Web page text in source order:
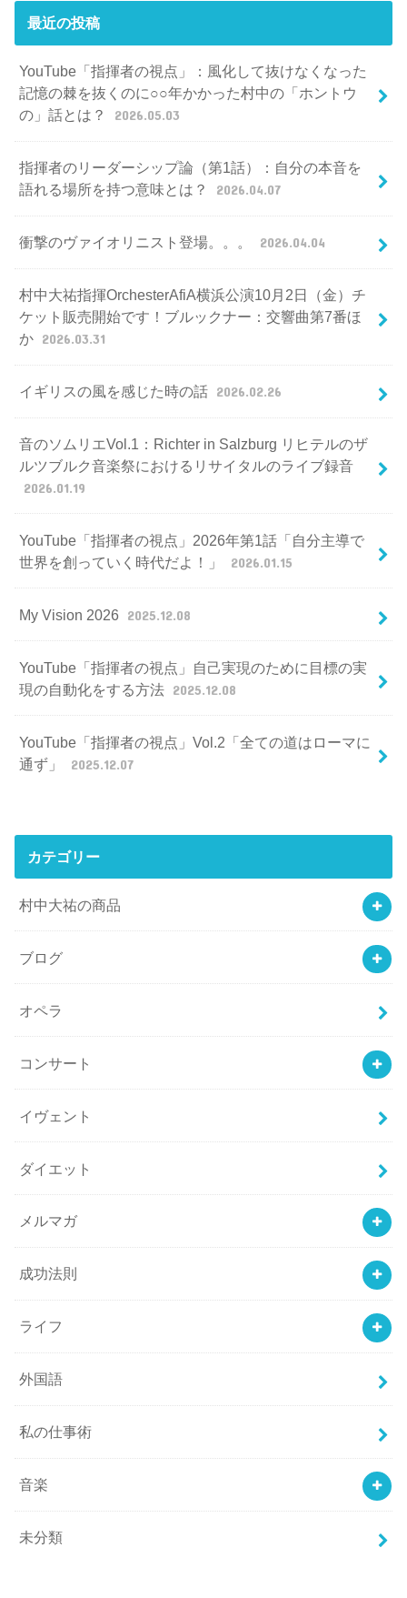
最近の投稿
YouTube「指揮者の視点」：風化して抜けなくなった
記憶の棘を抜くのに○○年かかった村中の「ホントウ
の」話とは？
2026.05.03
指揮者のリーダーシップ論（第1話）：自分の本音を
語れる場所を持つ意味とは？
2026.04.07
衝撃のヴァイオリニスト登場。。。 2026.04.04
村中大祐指揮OrchesterAfiA横浜公演10月2日（金）チ
ケット販売開始です！ブルックナー：交響曲第7番ほ
か 2026.03.31
イギリスの風を感じた時の話 2026.02.26
音のソムリエVol.1：Richter in Salzburg リヒテルのザ
ルツブルク音楽祭におけるリサイタルのライブ録音
2026.01.19
YouTube「指揮者の視点」2026年第1話「自分主導で
世界を創っていく時代だよ！」
2026.01.15
My Vision 2026 2025.12.08
YouTube「指揮者の視点」自己実現のために目標の実
現の自動化をする方法 2025.12.08
YouTube「指揮者の視点」Vol.2「全ての道はローマに
通ず」
2025.12.07
カテゴリー
村中大祐の商品
ブログ
オペラ
コンサート
イヴェント
ダイエット
メルマガ
成功法則
ライフ
外国語
私の仕事術
音楽
未分類